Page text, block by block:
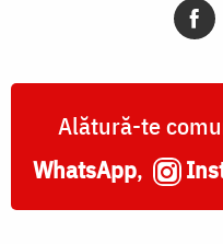
Alătură-te
WhatsApp,